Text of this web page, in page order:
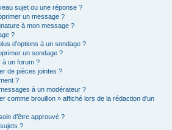
sujet ou une réponse ?
un message ?
à mon message ?
?
d’options à un sondage ?
un sondage ?
à un forum ?
de pièces jointes ?
?
à un modérateur ?
comme brouillon » affiché lors de la rédaction d’un
d’être approuvé ?
?